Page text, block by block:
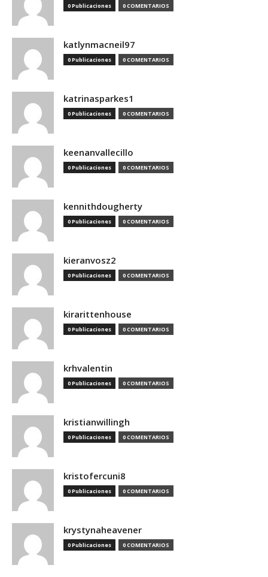
0 Publicaciones 0 COMENTARIOS
katlynmacneil97
0 Publicaciones 0 COMENTARIOS
katrinasparkes1
0 Publicaciones 0 COMENTARIOS
keenanvallecillo
0 Publicaciones 0 COMENTARIOS
kennithdougherty
0 Publicaciones 0 COMENTARIOS
kieranvosz2
0 Publicaciones 0 COMENTARIOS
kirarittenhouse
0 Publicaciones 0 COMENTARIOS
krhvalentin
0 Publicaciones 0 COMENTARIOS
kristianwillingh
0 Publicaciones 0 COMENTARIOS
kristofercuni8
0 Publicaciones 0 COMENTARIOS
krystynaheavener
0 Publicaciones 0 COMENTARIOS